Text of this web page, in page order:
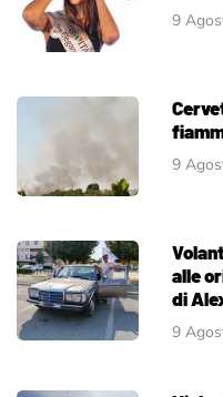
9
9
alle
di
9